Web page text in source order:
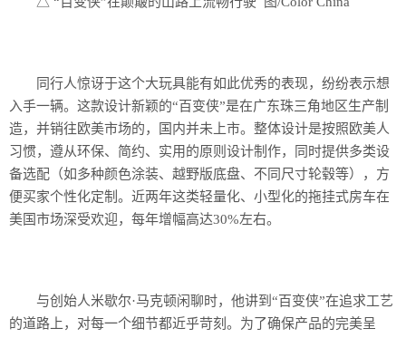
同行人惊讶于这个大玩具能有如此优秀的表现，纷纷表示想
入手一辆。这款设计新颖的“百变侠”是在广东珠三角地区生产制
造，并销往欧美市场的，国内并未上市。整体设计是按照欧美人
习惯，遵从环保、简约、实用的原则设计制作，同时提供多类设
备选配（如多种颜色涂装、越野版底盘、不同尺寸轮毂等），方
便买家个性化定制。近两年这类轻量化、小型化的拖挂式房车在
美国市场深受欢迎，每年增幅高达30%左右。
与创始人米歇尔·马克顿闲聊时，他讲到“百变侠”在追求工艺
的道路上，对每一个细节都近乎苛刻。为了确保产品的完美呈